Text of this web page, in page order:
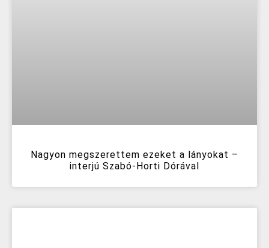
Nagyon megszerettem ezeket a lányokat –
interjú Szabó-Horti Dórával